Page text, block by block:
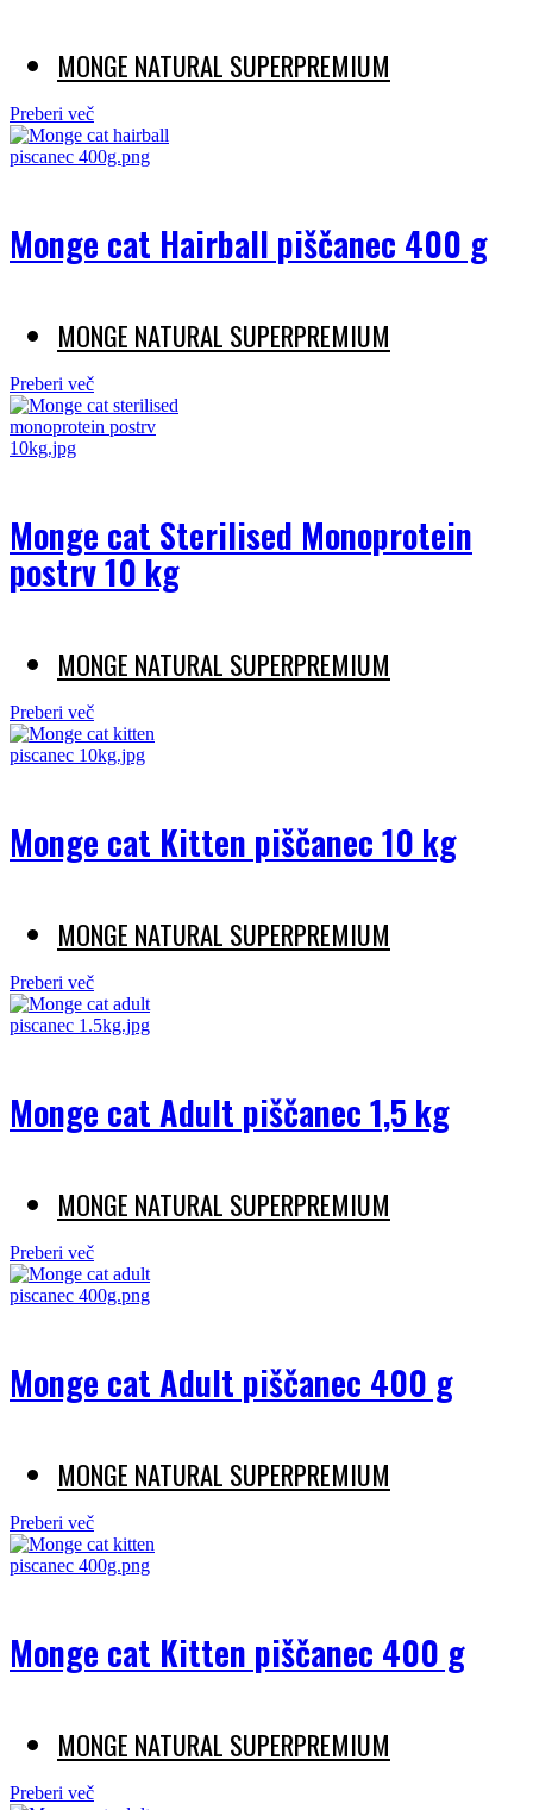
MONGE NATURAL SUPERPREMIUM
Preberi več
Monge cat Hairball piščanec 400 g
MONGE NATURAL SUPERPREMIUM
Preberi več
Monge cat Sterilised Monoprotein
postrv 10 kg
MONGE NATURAL SUPERPREMIUM
Preberi več
Monge cat Kitten piščanec 10 kg
MONGE NATURAL SUPERPREMIUM
Preberi več
Monge cat Adult piščanec 1,5 kg
MONGE NATURAL SUPERPREMIUM
Preberi več
Monge cat Adult piščanec 400 g
MONGE NATURAL SUPERPREMIUM
Preberi več
Monge cat Kitten piščanec 400 g
MONGE NATURAL SUPERPREMIUM
Preberi več